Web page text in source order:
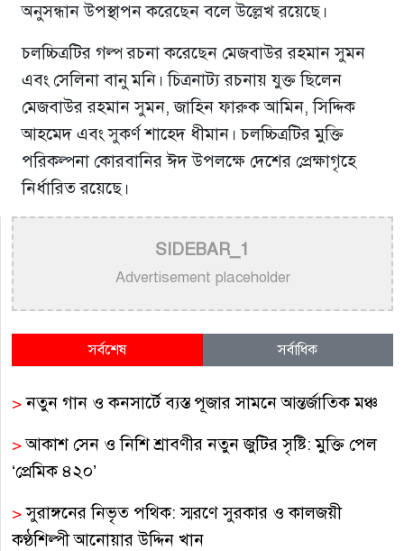
অনুসন্ধান উপস্থাপন করেছেন বলে উল্লেখ রয়েছে।
চলচ্চিত্রটির গল্প রচনা করেছেন মেজবাউর রহমান সুমন
এবং সেলিনা বানু মনি। চিত্রনাট্য রচনায় যুক্ত ছিলেন
মেজবাউর রহমান সুমন, জাহিন ফারুক আমিন, সিদ্দিক
আহমেদ এবং সুকর্ণ শাহেদ ধীমান। চলচ্চিত্রটির মুক্তি
পরিকল্পনা কোরবানির ঈদ উপলক্ষে দেশের প্রেক্ষাগৃহে
নির্ধারিত রয়েছে।
SIDEBAR_1
Advertisement placeholder
সর্বশেষ সর্বাধিক
>নতুন গান ও কনসার্টে ব্যস্ত পূজার সামনে আন্তর্জাতিক মঞ্চ
>আকাশ সেন ও নিশি শ্রাবণীর নতুন জুটির সৃষ্টি: মুক্তি পেল
‘প্রেমিক ৪২০’
>সুরাঙ্গনের নিভৃত পথিক: স্মরণে সুরকার ও কালজয়ী
কণ্ঠশিল্পী আনোয়ার উদ্দিন খান